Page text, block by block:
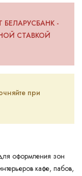
-
СТАВКОЙ
при
оформления зон
кафе, пабов,